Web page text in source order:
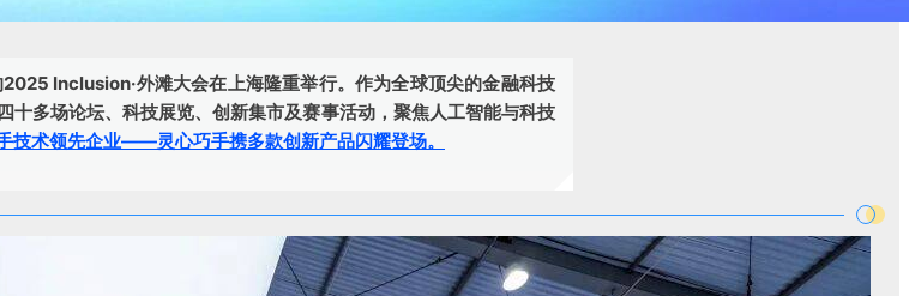
2025 Inclusion·外滩大会在上海隆重举行。作为全球顶尖的金融科技
十多场论坛、科技展览、创新集市及赛事活动，聚焦人工智能与科技
技术领先企业——灵心巧手携多款创新产品闪耀登场。